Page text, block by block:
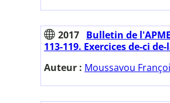
2017 Bulletin de
113-119. Exercices de-ci de-
Auteur : Moussavou